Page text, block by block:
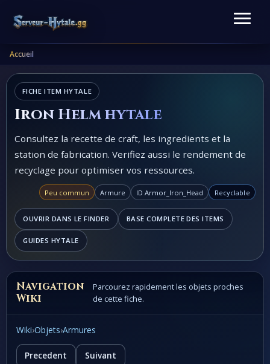
Accueil
FICHE ITEM HYTALE
Iron Helm hytale
Consultez la recette de craft, les ingredients et la
station de fabrication. Verifiez aussi le rendement de
recyclage pour optimiser vos ressources.
Peu commun Armure ID Armor_Iron_Head Recyclable
OUVRIR DANS LE FINDER BASE COMPLETE DES ITEMS
GUIDES HYTALE
Navigation
Wiki
Parcourez rapidement les objets proches
de cette fiche.
Wiki›Objets›Armures
Precedent Suivant